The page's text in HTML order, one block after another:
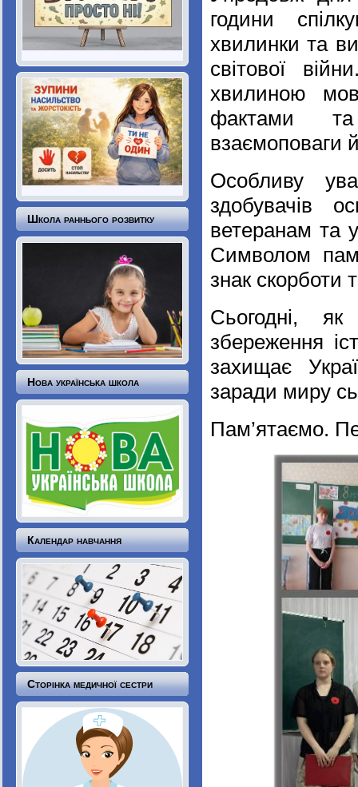
Школа раннього розвитку
Нова українська школа
Календар навчання
Сторінка медичної сестри
години
хвилинки та
світової
хвилиною
фактами
взаємоповаги
Особливу
здобувачів
ветеранам та
Символом
знак скорботи
Сьогодні,
збереження
захищає
заради миру
Пам’ятаємо.